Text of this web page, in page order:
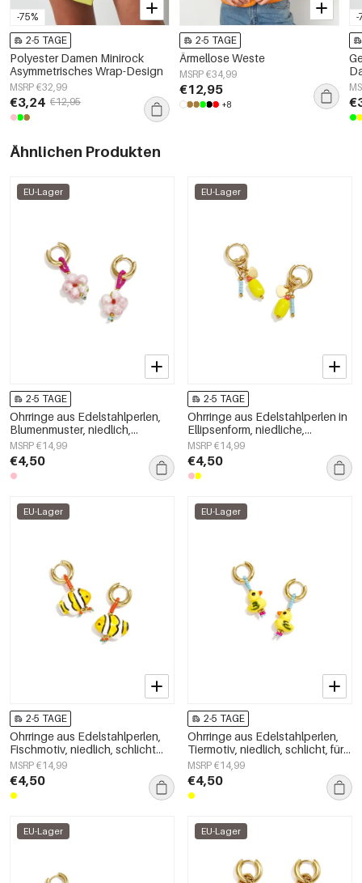
-75%
2-5 TAGE
Polyester Damen Minirock
Asymmetrisches Wrap-Design
MSRP €32,99
€3,24 €12,95
2-5 TAGE
Ärmellose Weste
MSRP €34,99
€12,95
+8
-
Ähnlichen Produkten
EU-Lager
2-5 TAGE
Ohrringe aus Edelstahlperlen,
Blumenmuster, niedlich,
schlicht, Damenschmuck
MSRP €14,99
€4,50
EU-Lager
2-5 TAGE
Ohrringe aus Edelstahlperlen in
Ellipsenform, niedliche,
schlichte Alltags-Serie,
Damenschmuck
MSRP €14,99
€4,50
EU-Lager
2-5 TAGE
Ohrringe aus Edelstahlperlen,
Fischmotiv, niedlich, schlicht
und elegant, Damenschmuck
MSRP €14,99
€4,50
EU-Lager
2-5 TAGE
Ohrringe aus Edelstahlperlen,
Tiermotiv, niedlich, schlicht, für
den Alltag, Damenschmuck
MSRP €14,99
€4,50
EU-Lager EU-Lager